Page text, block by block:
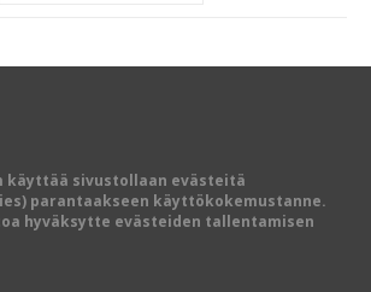
käyttää sivustollaan evästeitä
parantaakseen käyttökokemustanne.
hyväksytte evästeiden tallentamisen